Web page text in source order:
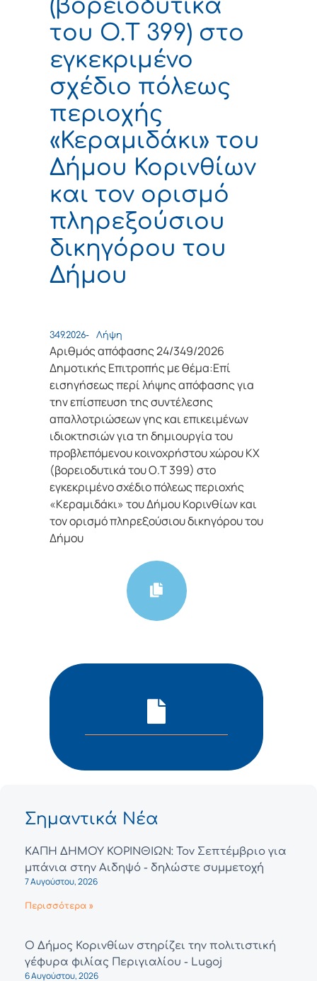
(βορειοδυτικά
του Ο.Τ 399) στο
εγκεκριμένο
σχέδιο πόλεως
περιοχής
«Κεραμιδάκι» του
Δήμου Κορινθίων
και τον ορισμό
πληρεξούσιου
δικηγόρου του
Δήμου
349.2026- Λήψη
Αριθμός απόφασης 24/349/2026
Δημοτικής Επιτροπής με θέμα:Επί
εισηγήσεως περί λήψης απόφασης για
την επίσπευση της συντέλεσης
απαλλοτριώσεων γης και επικειμένων
ιδιοκτησιών για τη δημιουργία του
προβλεπόμενου κοινοχρήστου χώρου ΚΧ
(βορειοδυτικά του Ο.Τ 399) στο
εγκεκριμένο σχέδιο πόλεως περιοχής
«Κεραμιδάκι» του Δήμου Κορινθίων και
τον ορισμό πληρεξούσιου δικηγόρου του
Δήμου
Σημαντικά Νέα
ΚΑΠΗ ΔΗΜΟΥ ΚΟΡΙΝΘΙΩΝ: Τον Σεπτέμβριο για
μπάνια στην Αιδηψό - δηλώστε συμμετοχή
7 Αυγούστου, 2026
Περισσότερα »
Ο Δήμος Κορινθίων στηρίζει την πολιτιστική
γέφυρα φιλίας Περιγιαλίου - Lugoj
6 Αυγούστου, 2026